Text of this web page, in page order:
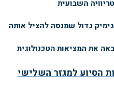
השבועית
גדול שמנסה להציל אותה
את המציאות הטכנולוגית
הסיוע למגזר השלישי